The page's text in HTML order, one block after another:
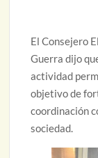
El Consejero
Guerra dijo
actividad
objetivo de
coordinación
sociedad.